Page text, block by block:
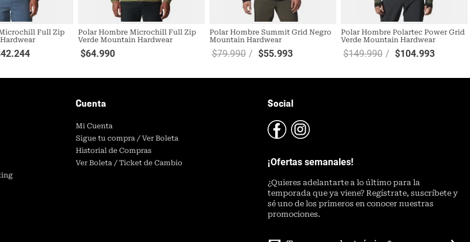
Full Zip
42.244
Polar Hombre Microchill Full Zip
Verde Mountain Hardwear
$64.990
Polar Hombre Summit Grid Negro
Mountain Hardwear
$79.990 $55.993
Polar Hombre Polartec Power Grid
Verde Mountain Hardwear
$149.990 $104.993
Cuenta
Mi Cuenta
Sigue tu compra / Ver Boleta
Historial de Compras
Ver Boleta / Ticket de Cambio
Social
¡Ofertas semanales!
¿Quieres adelantarte a lo último para la
temporada que ya viene? Regístrate, suscríbete y
sé uno de los primeros en conocer nuestras
promociones.